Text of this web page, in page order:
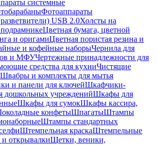
системные
Фотоаппараты
USB 2.0Холсты на
Цветная бумага, цветной
и оригамиЦветная пористая резина и
и кофейные наборыЧернила для
и МФУЧертежные принадлежности для
средства для кухниЧистящие
Швабры и комплекты для мытья
и панели для ключейШкафчики-
учрежденийШкафы для
Шкафы для сумокШкафы кассира,
конфетыШпагатыШтампы
Штампы стандартных
Штемпельная краскаШтемпельные
открывалкиЩетки, веники,